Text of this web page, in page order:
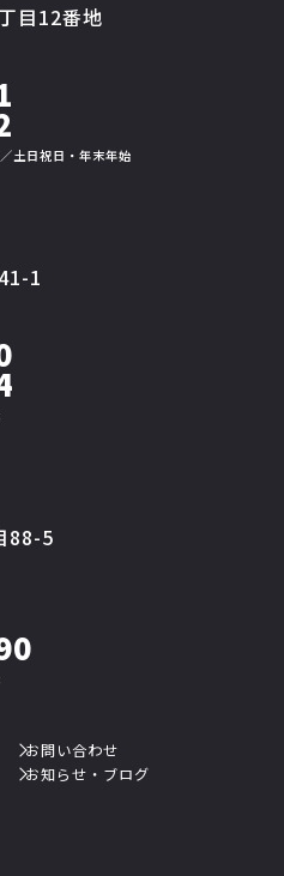
目12番地
土日祝日・年末年始
1
88-5
お問い合わせ
お知らせ・ブログ